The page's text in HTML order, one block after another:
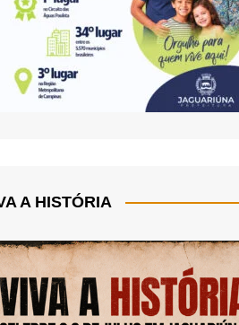
A HISTÓRIA